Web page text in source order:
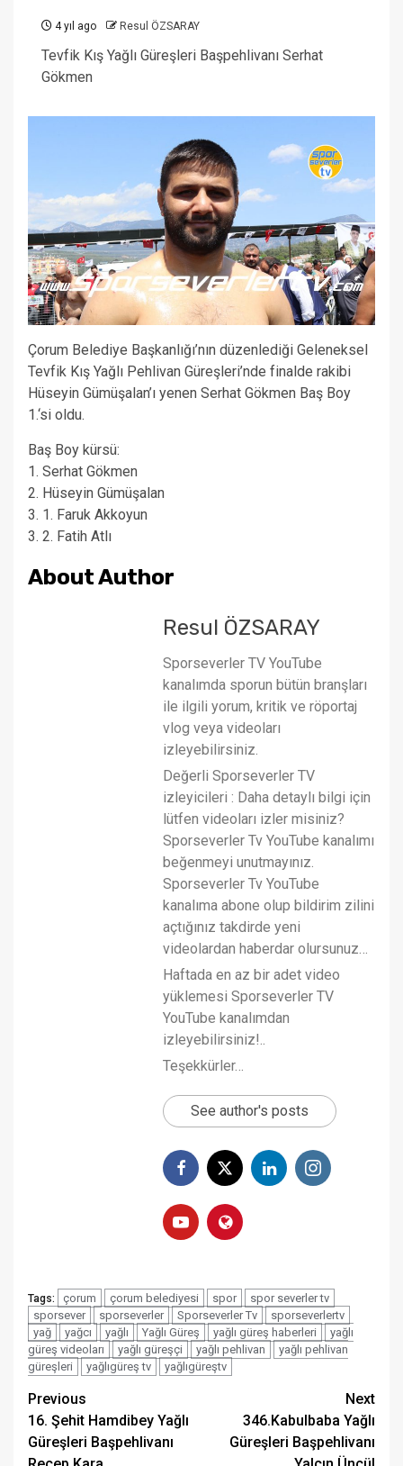
4 yıl ago Resul ÖZSARAY
Tevfik Kış Yağlı Güreşleri Başpehlivanı Serhat
Gökmen
Çorum Belediye Başkanlığı’nın düzenlediği Geleneksel
Tevfik Kış Yağlı Pehlivan Güreşleri’nde finalde rakibi
Hüseyin Gümüşalan’ı yenen Serhat Gökmen Baş Boy
1.‘si oldu.
Baş Boy kürsü:
1. Serhat Gökmen
2. Hüseyin Gümüşalan
3. 1. Faruk Akkoyun
3. 2. Fatih Atlı
About Author
Resul ÖZSARAY
Sporseverler TV YouTube
kanalımda sporun bütün branşları
ile ilgili yorum, kritik ve röportaj
vlog veya videoları
izleyebilirsiniz.
Değerli Sporseverler TV
izleyicileri : Daha detaylı bilgi için
lütfen videoları izler misiniz?
Sporseverler Tv YouTube kanalımı
beğenmeyi unutmayınız.
Sporseverler Tv YouTube
kanalıma abone olup bildirim zilini
açtığınız takdirde yeni
videolardan haberdar olursunuz…
Haftada en az bir adet video
yüklemesi Sporseverler TV
YouTube kanalımdan
izleyebilirsiniz!..
Teşekkürler…
See author's posts
Tags: çorum çorum belediyesi spor
spor severler tv
sporsever
sporseverler Sporseverler Tv
sporseverlertv
yağ
yağcı yağlı Yağlı Güreş yağlı güreş haberleri
yağlı
güreş videoları
yağlı güreşçi yağlı pehlivan
yağlı pehlivan
güreşleri
yağlıgüreş tv yağlıgüreştv
Post
navigation
Previous
16. Şehit Hamdibey Yağlı
Güreşleri Başpehlivanı
Next
346.Kabulbaba Yağlı
Güreşleri Başpehlivanı